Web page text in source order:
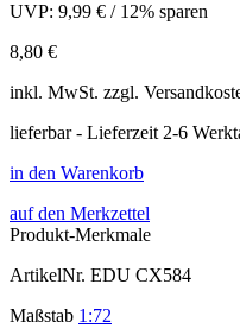
UVP: 9,99 € / 12% sparen
8,80 €
inkl. MwSt. zzgl.
lieferbar - Lieferzeit 2-6
in den Warenkorb
auf den Merkzettel
Produkt-Merkmale
ArtikelNr. EDU CX584
Maßstab 1:72